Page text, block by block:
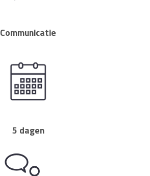
Communicatie
5 dagen